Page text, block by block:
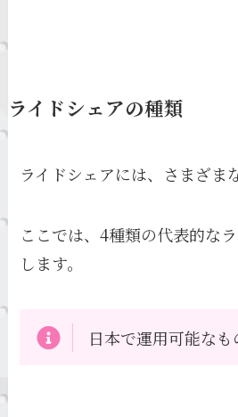
ライドシェアの種類
ライドシェアには、さまざま
ここでは、4種類の代表的な
します。
日本で運用可能なも